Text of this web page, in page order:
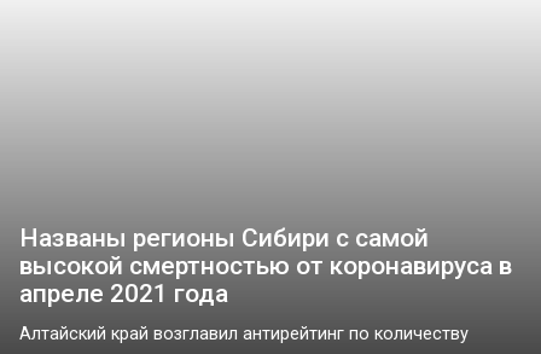
Названы регионы Сибири с самой
высокой смертностью от коронавируса в
апреле 2021 года
Алтайский край возглавил антирейтинг по количеству